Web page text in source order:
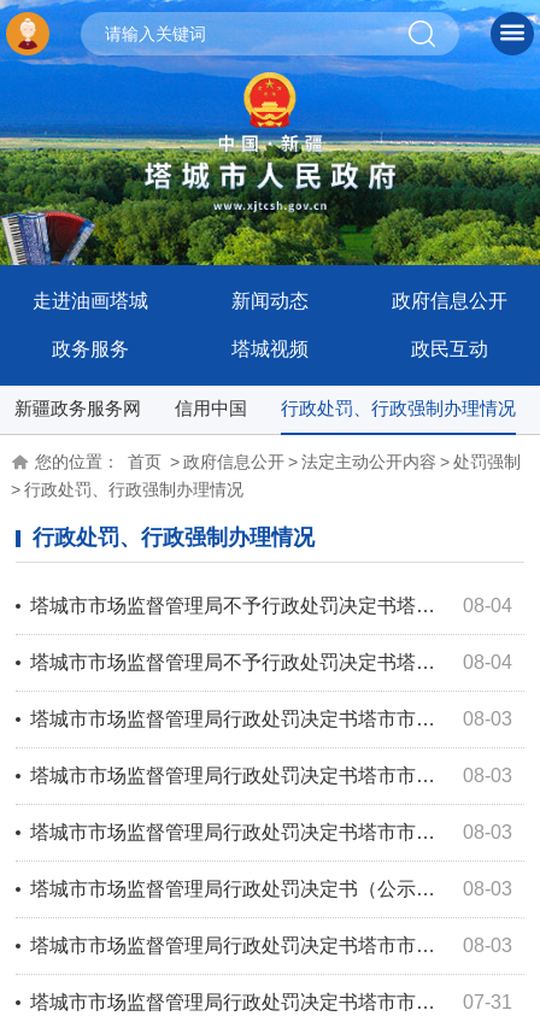
走进油画塔城 新闻动态 政府信息公开
政务服务 塔城视频 政民互动
新疆政务服务网 信用中国 行政处罚、行政强制办理情况
您的位置： 首页 >政府信息公开>法定主动公开内容 >处罚强制
>行政处罚、行政强制办理情况
行政处罚、行政强制办理情况
08-04
塔城市市场监督管理局不予行政处罚决定书塔市市监不罚〔2026〕41号
08-04
塔城市市场监督管理局不予行政处罚决定书塔市市监不罚〔2026〕40号
08-03
塔城市市场监督管理局行政处罚决定书塔市市监处罚〔2026〕117号
08-03
塔城市市场监督管理局行政处罚决定书塔市市监处罚〔2026〕118号
08-03
塔城市市场监督管理局行政处罚决定书塔市市监处罚〔2026〕116号
08-03
塔城市市场监督管理局行政处罚决定书（公示）塔市市监处罚〔2026〕115号
08-03
塔城市市场监督管理局行政处罚决定书塔市市监处罚〔2026〕119号
07-31
塔城市市场监督管理局行政处罚决定书塔市市监处罚〔2026〕111号